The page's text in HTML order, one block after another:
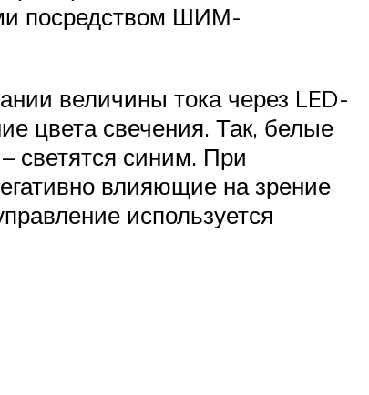
посредством ШИМ-
величины тока через LED-
цвета свечения. Так, белые
светятся синим. При
влияющие на зрение
используется